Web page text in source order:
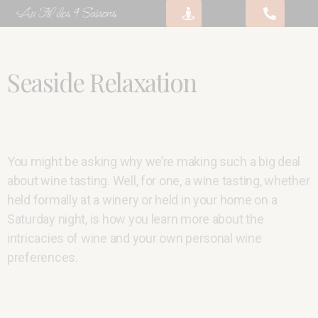
Seaside Relaxation
You might be asking why we’re making such a big deal
about wine tasting. Well, for one, a wine tasting, whether
held formally at a winery or held in your home on a
Saturday night, is how you learn more about the
intricacies of wine and your own personal wine
preferences.